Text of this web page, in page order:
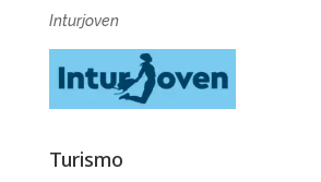
Inturjoven
Turismo